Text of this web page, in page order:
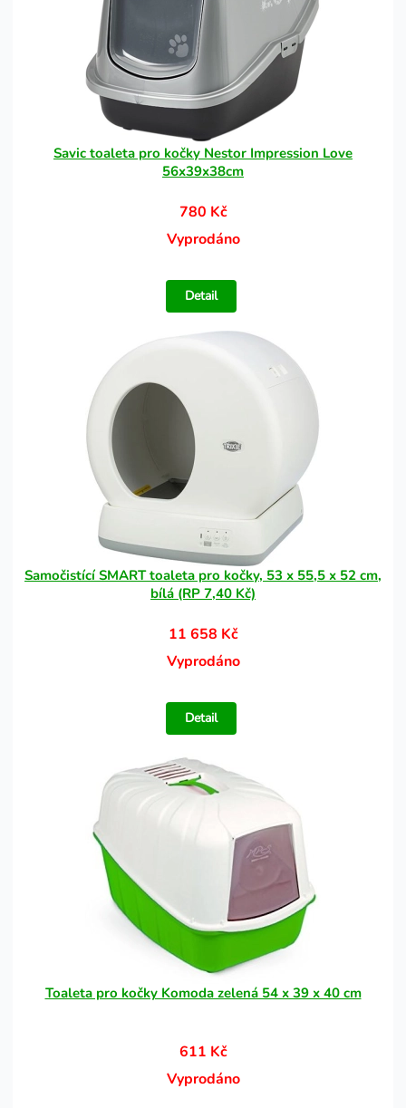
Savic toaleta pro kočky Nestor Impression Love
56x39x38cm
780 Kč
Vyprodáno
Detail
Samočistící SMART toaleta pro kočky, 53 x 55,5 x 52 cm,
bílá (RP 7,40 Kč)
11 658 Kč
Vyprodáno
Detail
Toaleta pro kočky Komoda zelená 54 x 39 x 40 cm
611 Kč
Vyprodáno